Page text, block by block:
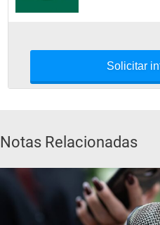
Solicitar
Notas Relacionadas